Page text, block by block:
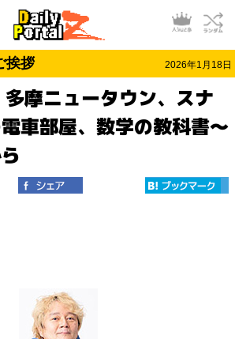
挨拶 2026年1月18日
摩ニュータウン、スナ
車部屋、数学の教科書～